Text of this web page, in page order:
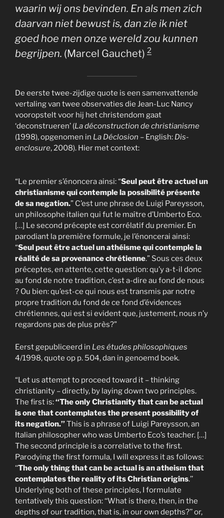
waarin wij ons bevinden. En als men zich
daarvan niet bewust is, dan zie ik niet
goed hoe men onze wereld zou kunnen
begrijpen. (Marcel Gauchet) 2
De eerste twee-zijdige quote is een samenvattende
vertaling van twee observaties die Jean-Luc Nancy
vooropstelt voor hij het christendom gaat
‘deconstrueren’ (La déconstruction de christianisme
(1998), opgenomen in La Déclosion – English: Dis-
enclosure, 2008). Hier met context:
“Le premier s’énoncera ainsi: “Seul peut être actuel un
christianisme qui contemple la possibilité présente
de sa negation.” C’est une phrase de Luigi Pareysson,
un philosophe italien qui fut le maître d’Umberto Eco.
[…] Le second précepte est corrélatif du premier. En
parodiant la première formule, je l’énoncerai ainsi:
“Seul peut être actuel un athéisme qui contemple la
réalité de sa provenance chrétienne.” Sous ces deux
préceptes, en attente, cette question: qu’y a-t-il donc
au fond de notre tradition, c’est a-dire au fond de nous
? Ou bien: qu’est-ce qui nous est transmis par notre
propre tradition du fond de ce fond d’évidences
chrétiennes, qui est si evident que, justement, nous n’y
regardons pas de plus près?”
Eerst gepubliceerd in Les études philosophiques
4/1998, quote op p. 504, dan in genoemd boek.
“Let us attempt to proceed toward it – thinking
christianity – directly, by laying down two principles.
The first is:‘‘The only Christianity that can be actual
is one that contemplates the present possibility of
its negation.’’This is a phrase of Luigi Pareysson, an
Italian philosopher who was Umberto Eco’s teacher. […]
The second principle is a correlative to the first.
Parodying the first formula, I will express it as follows:
‘‘The only thing that can be actual is an atheism that
contemplates the reality of its Christian origins.’’
Underlying both of these principles, I formulate
tentatively this question: ‘‘What is there, then, in the
depths of our tradition, that is, in our own depths?’’ or,